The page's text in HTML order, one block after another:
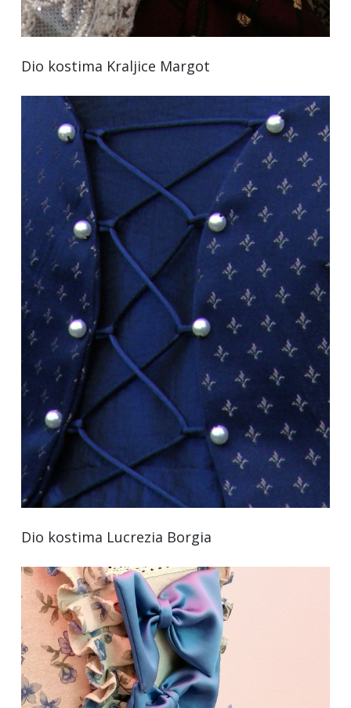
Dio kostima Kraljice Margot
Dio kostima Lucrezia Borgia